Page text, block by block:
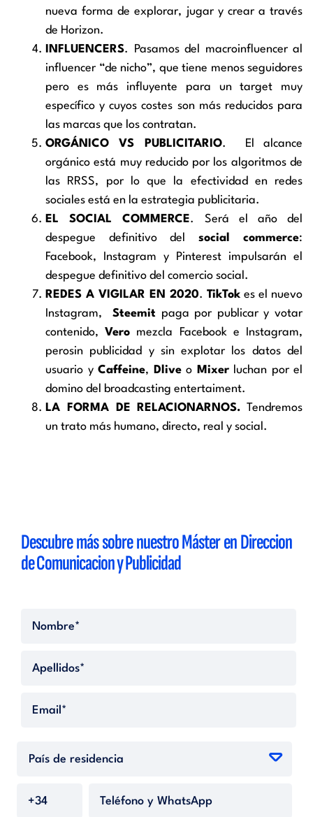
nueva forma de explorar, jugar y crear a través
de Horizon.
INFLUENCERS. Pasamos del macroinfluencer al
influencer “de nicho”, que tiene menos seguidores
pero es más influyente para un target muy
específico y cuyos costes son más reducidos para
las marcas que los contratan.
ORGÁNICO VS PUBLICITARIO. El alcance
orgánico está muy reducido por los algoritmos de
las RRSS, por lo que la efectividad en redes
sociales está en la estrategia publicitaria.
EL SOCIAL COMMERCE. Será el año del
despegue definitivo del social commerce:
Facebook, Instagram y Pinterest impulsarán el
despegue definitivo del comercio social.
REDES A VIGILAR EN 2020. TikTok es el nuevo
Instagram,Steemit paga por publicar y votar
contenido,Vero mezcla Facebook e Instagram,
perosin publicidad y sin explotar los datos del
usuario y Caffeine, Dliveo Mixerluchan por el
domino del broadcasting entertaiment.
LA FORMA DE RELACIONARNOS. Tendremos
un trato más humano, directo, real y social.
Descubre más sobre nuestro Máster en Direccion
de Comunicacion y Publicidad